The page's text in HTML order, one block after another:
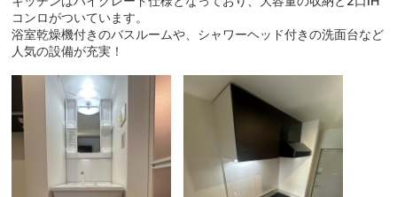
コンロがついています。
浴室乾燥機付きのバスルームや、シャワーヘッド付きの洗面台など
人気の設備が充実！